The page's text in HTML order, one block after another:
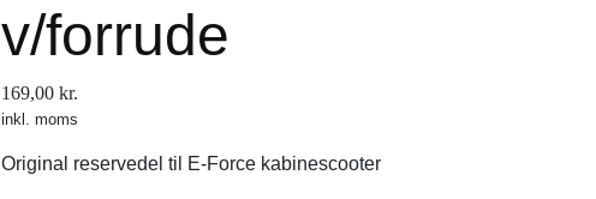
v/forrude
169,00 kr.
inkl. moms
Original reservedel til E-Force kabinescooter